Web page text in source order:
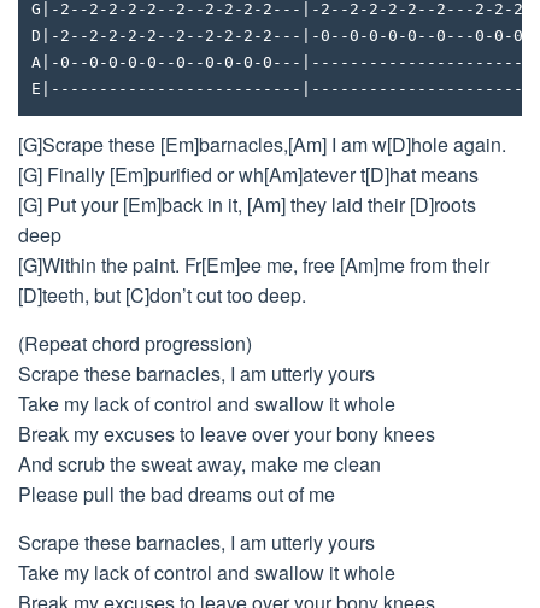
G|-2--2-2-2-2--2--2-2-2-2---|-2--2-2-2-2--2---2-2-
D|-2--2-2-2-2--2--2-2-2-2---|-0--0-0-0-0--0---0-0-
A|-0--0-0-0-0--0--0-0-0-0---
E|--------------------------
[G]Scrape these [Em]barnacles,[Am] I am w[D]hole again.
[G] Finally [Em]purified or wh[Am]atever t[D]hat means
[G] Put your [Em]back in it, [Am] they laid their [D]roots
deep
[G]Within the paint. Fr[Em]ee me, free [Am]me from their
[D]teeth, but [C]don’t cut too deep.
(Repeat chord progression)
Scrape these barnacles, I am utterly yours
Take my lack of control and swallow it whole
Break my excuses to leave over your bony knees
And scrub the sweat away, make me clean
Please pull the bad dreams out of me
Scrape these barnacles, I am utterly yours
Take my lack of control and swallow it whole